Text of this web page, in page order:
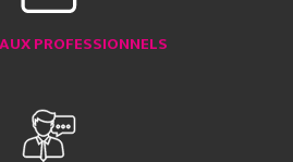
PROFESSIONNELS